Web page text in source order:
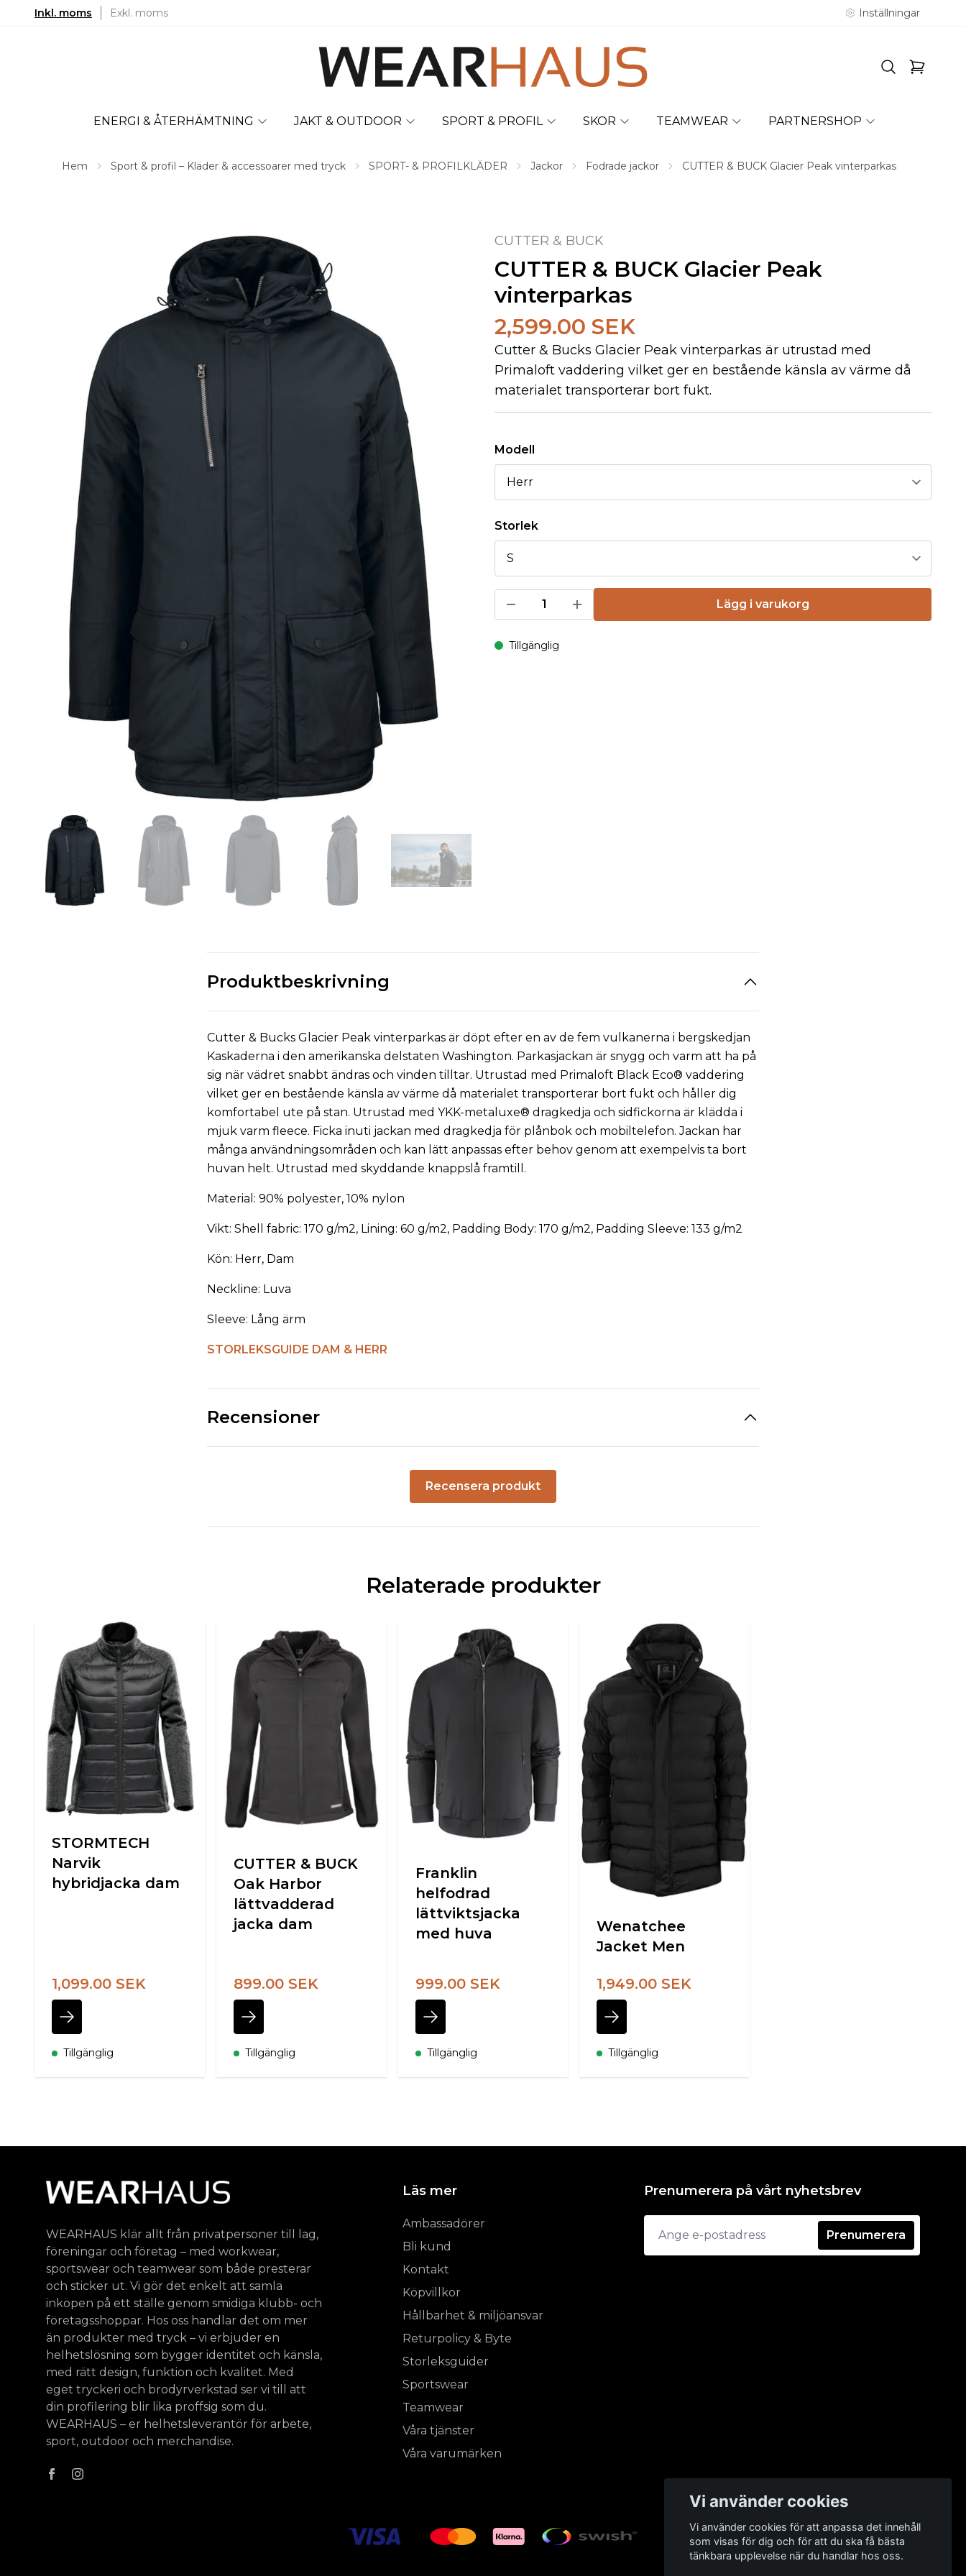
Inkl. moms Exkl. moms Inställningar
ENERGI & ÅTERHÄMTNING JAKT & OUTDOOR SPORT & PROFIL SKOR TEAMWEAR PARTNERSHOP
Hem Sport & profil – Kläder & accessoarer med tryck SPORT- & PROFILKLÄDER Jackor Fodrade jackor CUTTER & BUCK Glacier Peak vinterparkas
CUTTER & BUCK
CUTTER & BUCK Glacier Peak
vinterparkas
2,599.00 SEK
Cutter & Bucks Glacier Peak vinterparkas är utrustad med
Primaloft vaddering vilket ger en bestående känsla av värme då
materialet transporterar bort fukt.
Modell
Storlek
Lägg i varukorg
Tillgänglig
Produktbeskrivning
Cutter & Bucks Glacier Peak vinterparkas är döpt efter en av de fem vulkanerna i bergskedjan
Kaskaderna i den amerikanska delstaten Washington. Parkasjackan är snygg och varm att ha på
sig när vädret snabbt ändras och vinden tilltar. Utrustad med Primaloft Black Eco® vaddering
vilket ger en bestående känsla av värme då materialet transporterar bort fukt och håller dig
komfortabel ute på stan. Utrustad med YKK-metaluxe® dragkedja och sidfickorna är klädda i
mjuk varm fleece. Ficka inuti jackan med dragkedja för plånbok och mobiltelefon. Jackan har
många användningsområden och kan lätt anpassas efter behov genom att exempelvis ta bort
huvan helt. Utrustad med skyddande knappslå framtill.
Material: 90% polyester, 10% nylon
Vikt: Shell fabric: 170 g/m2, Lining: 60 g/m2, Padding Body: 170 g/m2, Padding Sleeve: 133 g/m2
Kön: Herr, Dam
Neckline: Luva
Sleeve: Lång ärm
STORLEKSGUIDE DAM & HERR
Recensioner
Recensera produkt
Relaterade produkter
STORMTECH
Narvik
hybridjacka dam
1,099.00 SEK
Tillgänglig
CUTTER & BUCK
Oak Harbor
lättvadderad
jacka dam
899.00 SEK
Tillgänglig
Franklin
helfodrad
lättviktsjacka
med huva
999.00 SEK
Tillgänglig
Wenatchee
Jacket Men
1,949.00 SEK
Tillgänglig
WEARHAUS klär allt från privatpersoner till lag,
föreningar och företag – med workwear,
sportswear och teamwear som både presterar
och sticker ut. Vi gör det enkelt att samla
inköpen på ett ställe genom smidiga klubb- och
företagsshoppar. Hos oss handlar det om mer
än produkter med tryck – vi erbjuder en
helhetslösning som bygger identitet och känsla,
med rätt design, funktion och kvalitet. Med
eget tryckeri och brodyrverkstad ser vi till att
din profilering blir lika proffsig som du.
WEARHAUS – er helhetsleverantör för arbete,
sport, outdoor och merchandise.
Läs mer
Ambassadörer
Bli kund
Kontakt
Köpvillkor
Hållbarhet & miljöansvar
Returpolicy & Byte
Storleksguider
Sportswear
Teamwear
Våra tjänster
Våra varumärken
Prenumerera på vårt nyhetsbrev
Prenumerera
Vi använder cookies
Vi använder cookies för att anpassa det innehåll
som visas för dig och för att du ska få bästa
tänkbara upplevelse när du handlar hos oss.